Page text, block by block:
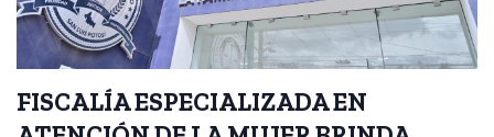
FISCALÍA ESPECIALIZADA EN